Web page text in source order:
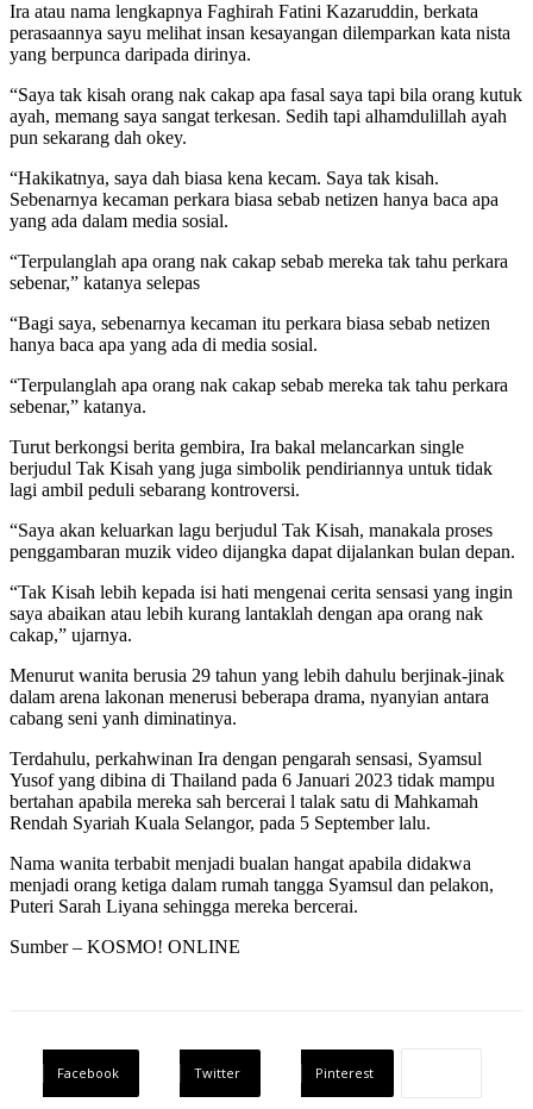
Ira atau nama lengkapnya Faghirah Fatini Kazaruddin, berkata
perasaannya sayu melihat insan kesayangan dilemparkan kata nista
yang berpunca daripada dirinya.
“Saya tak kisah orang nak cakap apa fasal saya tapi bila orang kutuk
ayah, memang saya sangat terkesan. Sedih tapi alhamdulillah ayah
pun sekarang dah okey.
“Hakikatnya, saya dah biasa kena kecam. Saya tak kisah.
Sebenarnya kecaman perkara biasa sebab netizen hanya baca apa
yang ada dalam media sosial.
“Terpulanglah apa orang nak cakap sebab mereka tak tahu perkara
sebenar,” katanya selepas
“Bagi saya, sebenarnya kecaman itu perkara biasa sebab netizen
hanya baca apa yang ada di media sosial.
“Terpulanglah apa orang nak cakap sebab mereka tak tahu perkara
sebenar,” katanya.
Turut berkongsi berita gembira, Ira bakal melancarkan single
berjudul Tak Kisah yang juga simbolik pendiriannya untuk tidak
lagi ambil peduli sebarang kontroversi.
“Saya akan keluarkan lagu berjudul Tak Kisah, manakala proses
penggambaran muzik video dijangka dapat dijalankan bulan depan.
“Tak Kisah lebih kepada isi hati mengenai cerita sensasi yang ingin
saya abaikan atau lebih kurang lantaklah dengan apa orang nak
cakap,” ujarnya.
Menurut wanita berusia 29 tahun yang lebih dahulu berjinak-jinak
dalam arena lakonan menerusi beberapa drama, nyanyian antara
cabang seni yanh diminatinya.
Terdahulu, perkahwinan Ira dengan pengarah sensasi, Syamsul
Yusof yang dibina di Thailand pada 6 Januari 2023 tidak mampu
bertahan apabila mereka sah bercerai l talak satu di Mahkamah
Rendah Syariah Kuala Selangor, pada 5 September lalu.
Nama wanita terbabit menjadi bualan hangat apabila didakwa
menjadi orang ketiga dalam rumah tangga Syamsul dan pelakon,
Puteri Sarah Liyana sehingga mereka bercerai.
Sumber – KOSMO! ONLINE
Facebook Twitter Pinterest